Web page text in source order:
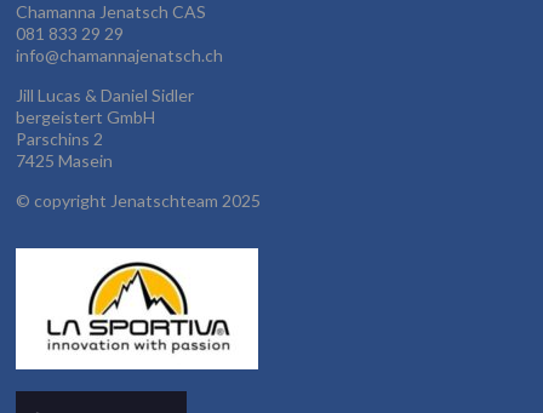
Chamanna Jenatsch CAS
081 833 29 29
info@chamannajenatsch.ch
Jill Lucas & Daniel Sidler
bergeistert GmbH
Parschins 2
7425 Masein
© copyright Jenatschteam 2025